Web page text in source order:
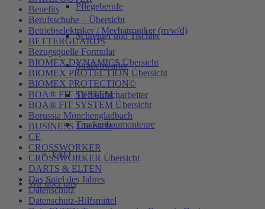
Pflegeberufe
Schreiner und Tischler
Straßenwärter
Tiefbaufacharbeiter
Trockenbaumonteure
FAQ
Wir über uns
Benefits
Berufsschuhe – Übersicht
Betriebselektriker / Mechatroniker (m/w/d)
BETTERGUARDS
Bezugsquelle Formular
BIOMEX DYNAMICS Übersicht
BIOMEX PROTECTION Übersicht
BIOMEX PROTECTION©
BOA® FIT SYSTEM
BOA® FIT SYSTEM Übersicht
Borussia Mönchengladbach
BUSINESS Übersicht
CE
CROSSWORKER
CROSSWORKER Übersicht
DARTS & ELTEN
Das Spiel des Jahres
Datenschutz
Datenschutz-Hilfsmittel